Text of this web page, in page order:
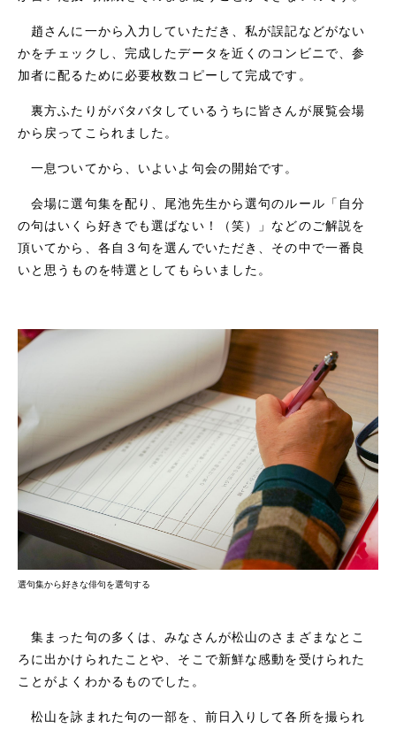
趙さんに一から入力していただき、私が誤記などがない
かをチェックし、完成したデータを近くのコンビニで、参
加者に配るために必要枚数コピーして完成です。
裏方ふたりがバタバタしているうちに皆さんが展覧会場
から戻ってこられました。
一息ついてから、いよいよ句会の開始です。
会場に選句集を配り、尾池先生から選句のルール「自分
の句はいくら好きでも選ばない！（笑）」などのご解説を
頂いてから、各自３句を選んでいただき、その中で一番良
いと思うものを特選としてもらいました。
選句集から好きな俳句を選句する
集まった句の多くは、みなさんが松山のさまざまなとこ
ろに出かけられたことや、そこで新鮮な感動を受けられた
ことがよくわかるものでした。
松山を詠まれた句の一部を、前日入りして各所を撮られ